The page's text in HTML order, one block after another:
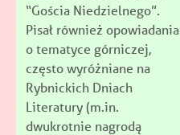
“Gościa Niedzielnego”.
Pisał również opowiadania
o tematyce górniczej,
często wyróżniane na
Rybnickich Dniach
Literatury (m.in.
dwukrotnie nagrodą